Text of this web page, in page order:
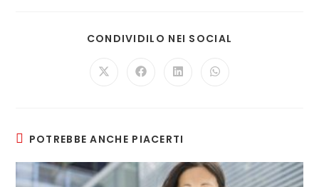
CONDIVIDILO NEI SOCIAL
Opens Opens Opens Opens
POTREBBE ANCHE PIACERTI